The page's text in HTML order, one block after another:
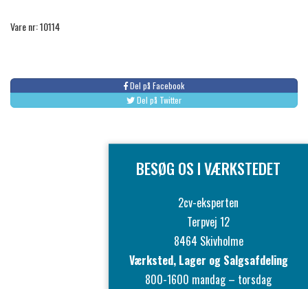
Vare nr: 10114
Del på Facebook
Del på Twitter
BESØG OS I VÆRKSTEDET
2cv-eksperten
Terpvej 12
8464 Skivholme
Værksted, Lager og Salgsafdeling
800-1600 mandag – torsdag